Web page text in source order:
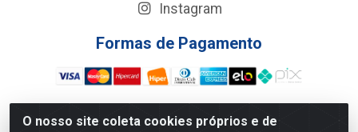
O nosso site coleta cookies próprios e de
Instagram
Formas de Pagamento